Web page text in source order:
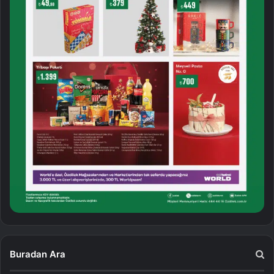
Buradan Ara